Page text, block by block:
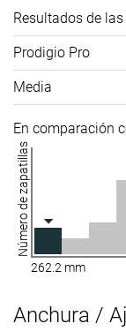
Resultados de
Prodigio Pro
Media
En comparación
Número de zapatillas
262.2 mm
Anchura /